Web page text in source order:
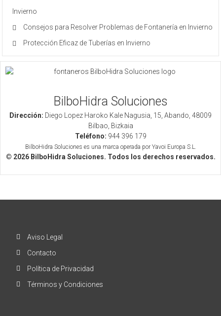
Invierno
Consejos para Resolver Problemas de Fontanería en Invierno
Protección Eficaz de Tuberías en Invierno
BilboHidra Soluciones
Dirección: Diego Lopez Haroko Kale Nagusia, 15, Abando, 48009
Bilbao, Bizkaia
Teléfono: 944 396 179
BilboHidra Soluciones es una marca operada por Yavoi Europa S.L.
© 2026 BilboHidra Soluciones. Todos los derechos reservados.
Aviso Legal
Contacto
Política de Privacidad
Términos y Condiciones